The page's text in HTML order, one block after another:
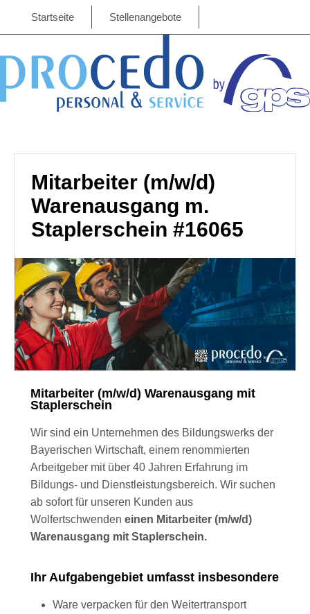
Startseite Stellenangebote
Mitarbeiter (m/w/d)
Warenausgang m.
Staplerschein #16065
Mitarbeiter (m/w/d) Warenausgang mit
Staplerschein
Wir sind ein Unternehmen des Bildungswerks der
Bayerischen Wirtschaft, einem renommierten
Arbeitgeber mit über 40 Jahren Erfahrung im
Bildungs- und Dienstleistungsbereich. Wir suchen
ab sofort für unseren Kunden aus
Wolfertschwenden einen Mitarbeiter (m/w/d)
Warenausgang mit Staplerschein.
Ihr Aufgabengebiet umfasst insbesondere
Ware verpacken für den Weitertransport